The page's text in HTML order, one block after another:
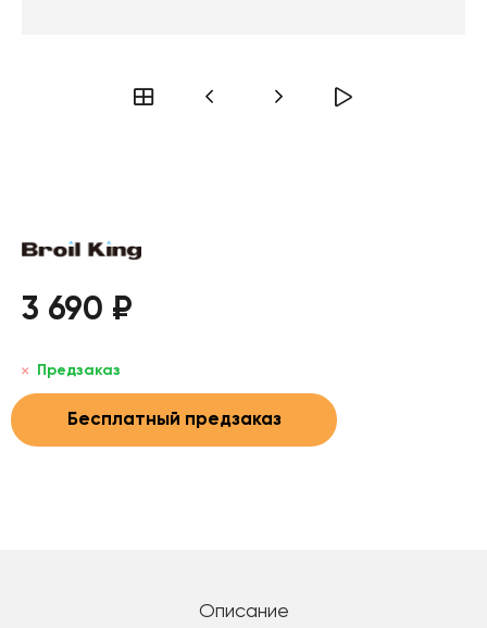
3 690 ₽
Предзаказ
Бесплатный предзаказ
Описание